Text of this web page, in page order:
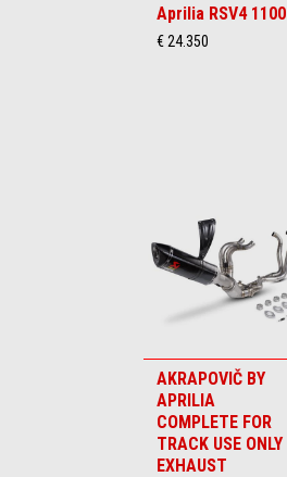
Aprilia RSV4 1100
€ 24.350
AKRAPOVIČ BY
APRILIA
COMPLETE FOR
TRACK USE ONLY
EXHAUST